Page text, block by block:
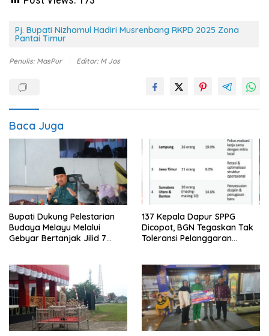
Pj. Bupati Nizhamul Hadiri Musrenbang RKPD 2025 Zona
Pantai Timur
Penulis: MasPur Editor: M Jos
Baca Juga
Bupati Dukung Pelestarian
Budaya Melayu Melalui
Gebyar Bertanjak Jilid 7
137 Kepala Dapur SPPG
Dicopot, BGN Tegaskan Tak
Toleransi Pelanggaran